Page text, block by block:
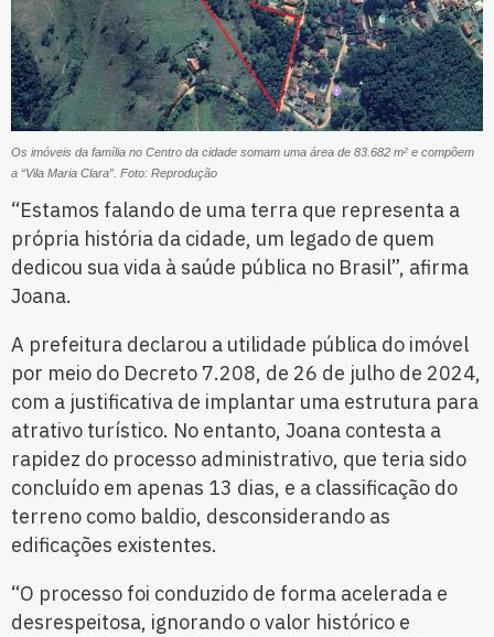
Os imóveis da família no Centro da cidade somam uma área de 83.682 m2 e compõem
a “Vila Maria Clara”. Foto: Reprodução
“Estamos falando de uma terra que representa a
própria história da cidade, um legado de quem
dedicou sua vida à saúde pública no Brasil”, afirma
Joana.
A prefeitura declarou a utilidade pública do imóvel
por meio do Decreto 7.208, de 26 de julho de 2024,
com a justificativa de implantar uma estrutura para
atrativo turístico. No entanto, Joana contesta a
rapidez do processo administrativo, que teria sido
concluído em apenas 13 dias, e a classificação do
terreno como baldio, desconsiderando as
edificações existentes.
“O processo foi conduzido de forma acelerada e
desrespeitosa, ignorando o valor histórico e